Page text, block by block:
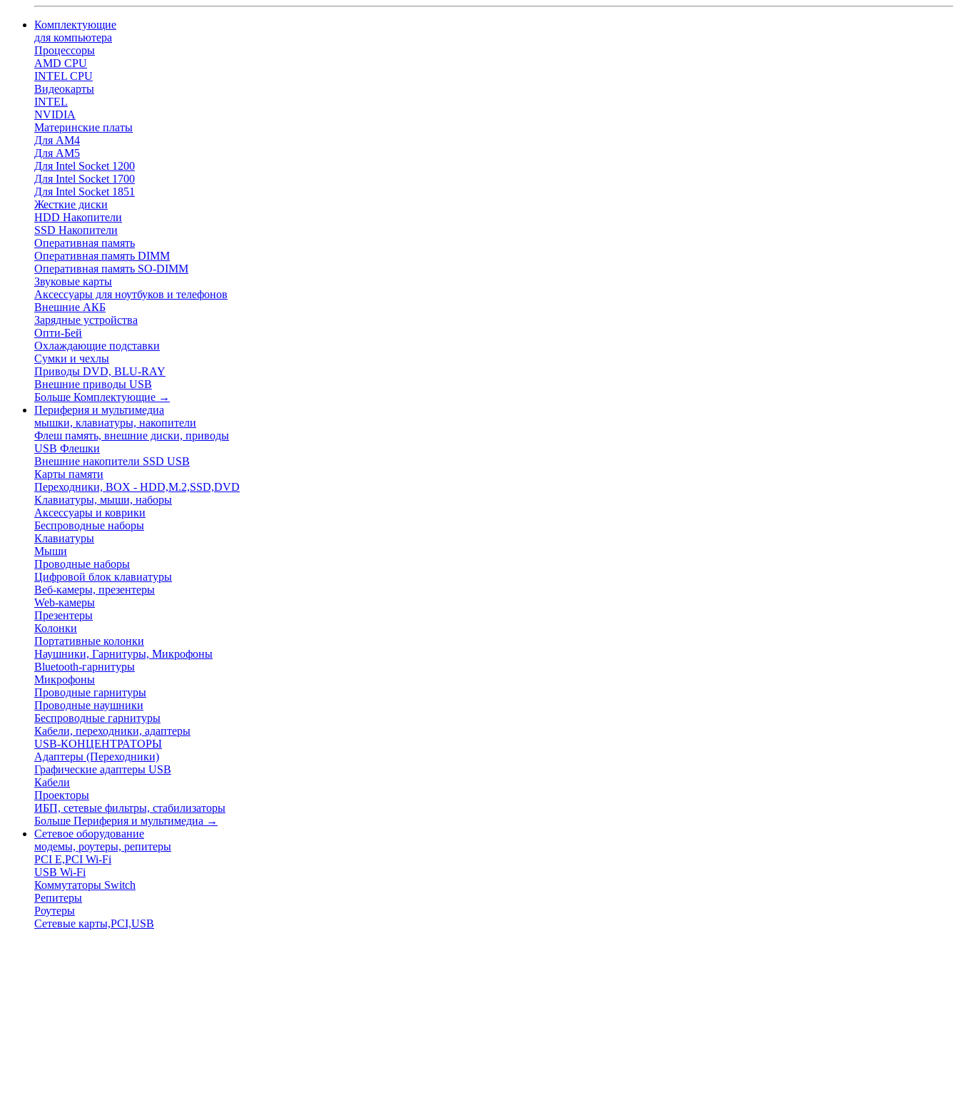
Комплектующие
для компьютера
Процессоры
AMD CPU
INTEL CPU
Видеокарты
INTEL
NVIDIA
Материнские платы
Для AM4
Для AM5
Для Intel Socket 1200
Для Intel Socket 1700
Для Intel Socket 1851
Жесткие диски
HDD Накопители
SSD Накопители
Оперативная память
Оперативная память DIMM
Оперативная память SO-DIMM
Звуковые карты
Аксессуары для ноутбуков и телефонов
Внешние АКБ
Зарядные устройства
Опти-Бей
Охлаждающие подставки
Сумки и чехлы
Приводы DVD, BLU-RAY
Внешние приводы USB
Больше Комплектующие →
Периферия и мультимедиа
мышки, клавиатуры, накопители
Флеш память, внешние диски, приводы
USB Флешки
Внешние накопители SSD USB
Карты памяти
Переходники, BOX - HDD,M.2,SSD,DVD
Клавиатуры, мыши, наборы
Аксессуары и коврики
Беспроводные наборы
Клавиатуры
Мыши
Проводные наборы
Цифровой блок клавиатуры
Веб-камеры, презентеры
Web-камеры
Презентеры
Колонки
Портативные колонки
Наушники, Гарнитуры, Микрофоны
Bluetooth-гарнитуры
Микрофоны
Проводные гарнитуры
Проводные наушники
Беспроводные гарнитуры
Кабели, переходники, адаптеры
USB-КОНЦЕНТРАТОРЫ
Адаптеры (Переходники)
Графические адаптеры USB
Кабели
Проекторы
ИБП, сетевые фильтры, стабилизаторы
Больше Периферия и мультимедиа →
Сетевое оборудование
модемы, роутеры, репитеры
PCI E,PCI Wi-Fi
USB Wi-Fi
Коммутаторы Switch
Репитеры
Роутеры
Сетевые карты,PCI,USB